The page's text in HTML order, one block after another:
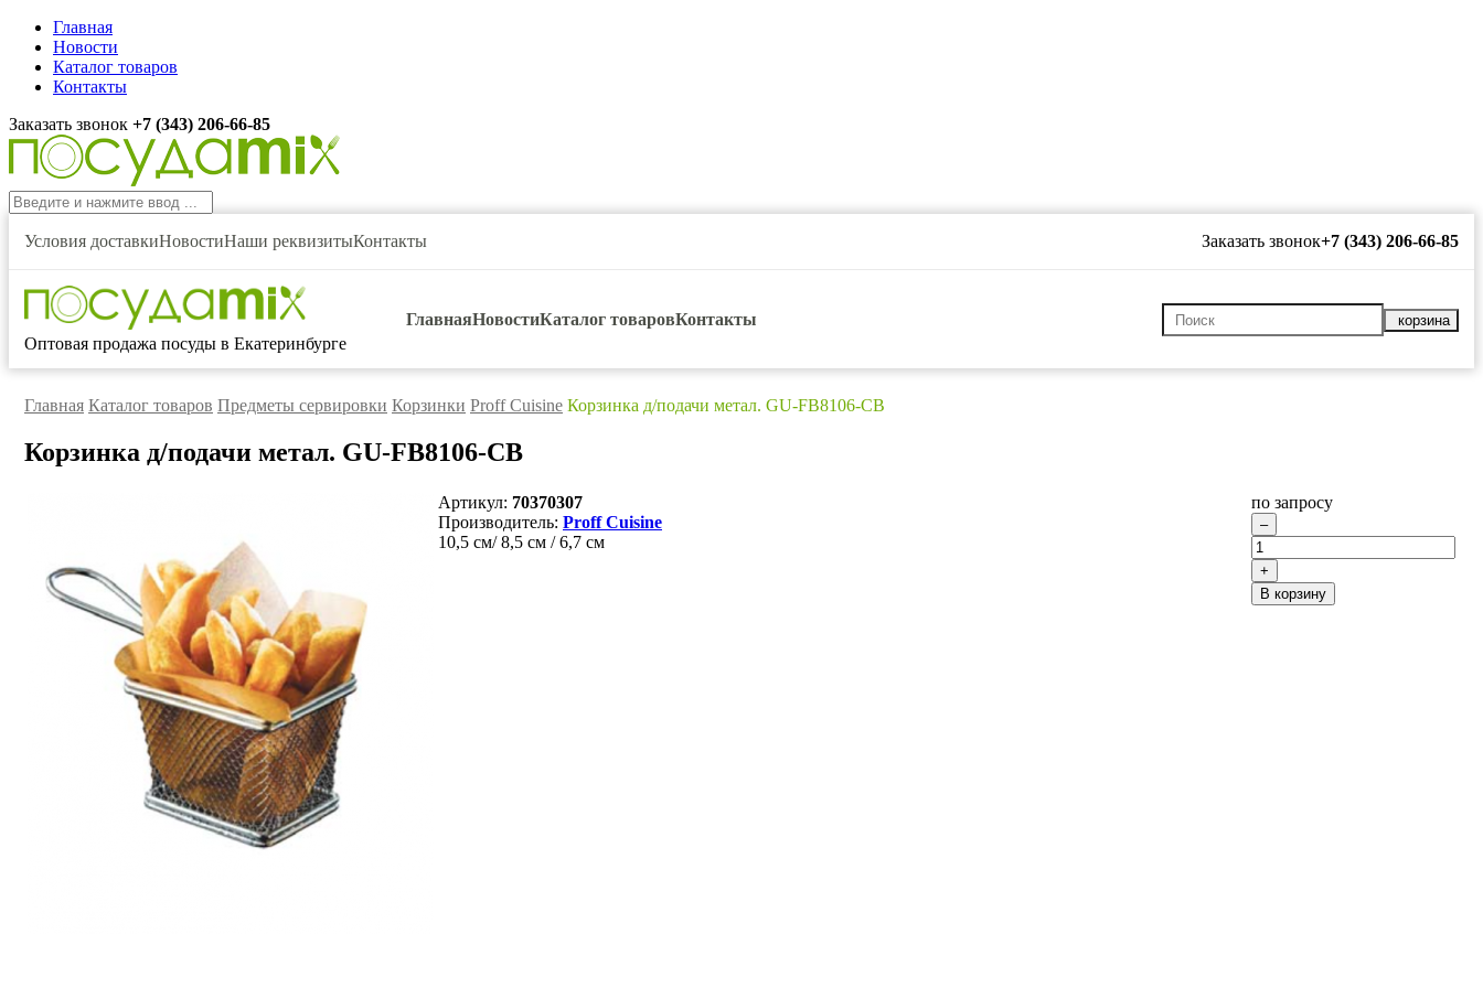
Главная
Новости
Каталог товаров
Контакты
Заказать звонок +7 (343) 206-66-85
Условия доставкиНовостиНаши реквизитыКонтакты Заказать звонок+7 (343) 206-66-85
Оптовая продажа посуды в Екатеринбурге
ГлавнаяНовостиКаталог товаровКонтакты корзина
Главная Каталог товаров Предметы сервировки Корзинки Proff Cuisine Корзинка д/подачи метал. GU-FB8106-CB
Корзинка д/подачи метал. GU-FB8106-CB
Артикул: 70370307
Производитель: Proff Cuisine
10,5 см/ 8,5 см / 6,7 см
по запросу
В корзину